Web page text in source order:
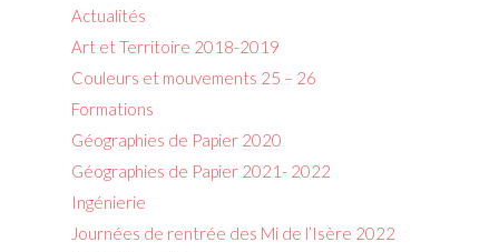
Actualités
Art et Territoire 2018-2019
Couleurs et mouvements 25 – 26
Formations
Géographies de Papier 2020
Géographies de Papier 2021- 2022
Ingénierie
Journées de rentrée des Mi de l’Isère 2022